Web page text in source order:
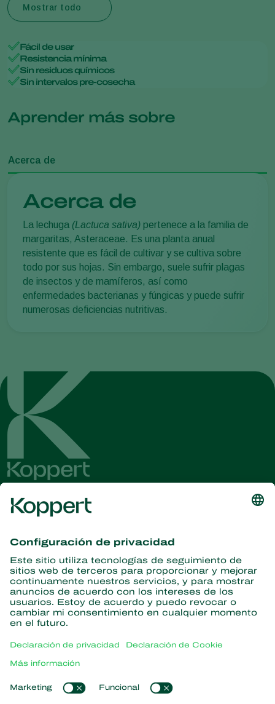
Mostrar todo
Fácil de usar
Resistencia mínima
Sin residuos químicos
Sin intervalos pre-cosecha
Aprender más sobre
Acerca de
Acerca de
La lechuga (Lactuca sativa) pertenece a la familia de
margaritas, Asteraceae. Es una planta anual
resistente que es fácil de cultivar y se cultiva sobre
todo por sus hojas. Sin embargo, suele sufrir plagas
de insectos y de mamíferos, así como
enfermedades bacterianas y fúngicas y puede sufrir
numerosas deficiencias nutritivas.
información
Suscríbase aquí
Partners with Nature
Avispas parásitas
Nematodos beneficiosos
Microorganismos beneficiosos
Acerca de Koppert
Novedades e información
Enlaces populares